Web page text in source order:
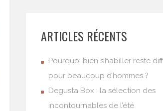
ARTICLES RÉCENTS
Pourquoi bien s’habiller reste
pour beaucoup d’hommes ?
Degusta Box : la sélection des
incontournables de l’été